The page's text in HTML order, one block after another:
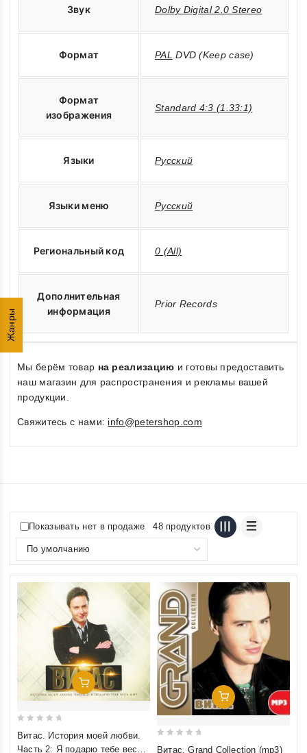
Жанры
Звук Dolby Digital 2.0 Stereo
Формат PAL DVD (Keep case)
Формат
изображения
Standard 4:3 (1.33:1)
Языки Русский
Языки меню Русский
Региональный код 0 (All)
Дополнительная
информация
Prior Records
Мы берём товар на реализацию и готовы предоставить
наш магазин для распространения и рекламы вашей
продукции.
Свяжитесь с нами: info@petershop.com
Показывать нет в продаже 48 продуктов
Добавить В Корзину
Витас. История моей любви.
Часть 2: Я подарю тебе весь
Добавить В Корзину
Витас. Grand Collection (mp3)